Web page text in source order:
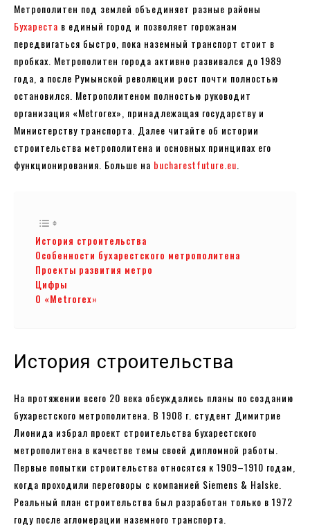
Метрополитен под землей объединяет разные районы
Бухареста в единый город и позволяет горожанам
передвигаться быстро, пока наземный транспорт стоит в
пробках. Метрополитен города активно развивался до 1989
года, а после Румынской революции рост почти полностью
остановился. Метрополитеном полностью руководит
организация «Metrorex», принадлежащая государству и
Министерству транспорта. Далее читайте об истории
строительства метрополитена и основных принципах его
функционирования. Больше на bucharestfuture.eu
История строительства
Особенности бухарестского метрополитена
Проекты развития метро
Цифры
О «Metrorex»
История строительства
На протяжении всего 20 века обсуждались планы по созданию
бухарестского метрополитена. В 1908 г. студент Димитрие
Лионида избрал проект строительства бухарестского
метрополитена в качестве темы своей дипломной работы.
Первые попытки строительства относятся к 1909–1910 годам,
когда проходили переговоры с компанией Siemens & Halske.
Реальный план строительства был разработан только в 1972
году после агломерации наземного транспорта.